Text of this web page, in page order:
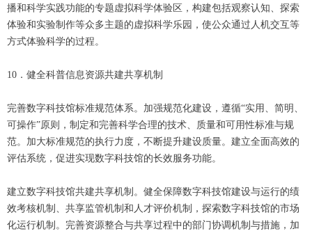
播和科学实践功能的专题虚拟科学体验区，构建包括观察认知、探索
体验和实验制作等众多主题的虚拟科学乐园，使公众通过人机交互等
方式体验科学的过程。
10．健全科普信息资源共建共享机制
完善数字科技馆标准规范体系。加强规范化建设，遵循“实用、简明、
可操作”原则，制定和完善科学合理的技术、质量和可用性标准与规
范。加大标准规范的执行力度，不断提升建设质量。建立全面高效的
评估系统，促进实现数字科技馆的长效服务功能。
建立数字科技馆共建共享机制。健全保障数字科技馆建设与运行的绩
效考核机制、共享监管机制和人才评价机制，探索数字科技馆的市场
化运行机制。完善资源整合与共享过程中的部门协调机制与措施，加